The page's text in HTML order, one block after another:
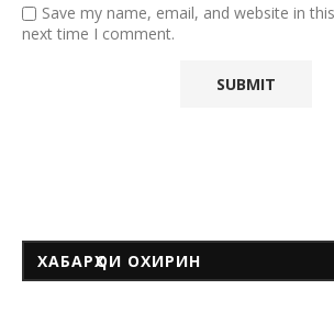
Save my name, email, and website in
next time I comment.
ХАБАРҲОИ ОХИРИН